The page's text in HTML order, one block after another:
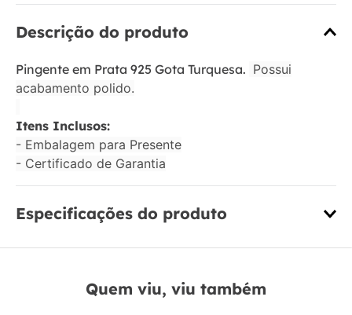
Descrição do produto
Pingente em Prata 925 Gota Turquesa. Possui
acabamento polido.
Itens Inclusos:
- Embalagem para Presente
- Certificado de Garantia
Especificações do produto
Quem viu, viu também